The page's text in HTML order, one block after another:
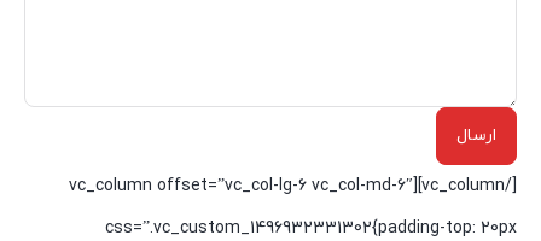
[/vc_column][vc_column offset=”vc_col-lg-6 vc_col-md-6″
css=”.vc_custom_1496932331302{padding-top: 20px